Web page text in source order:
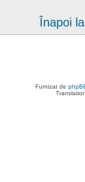
Înapoi
Furnizat de